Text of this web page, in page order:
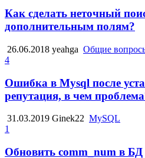
Как сделать неточный
дополнительным полям?
26.06.2018 yeahga Общие
4
Ошибка в Mysql после
репутация, в чем
31.03.2019 Ginek22 MySQL
1
Обновить comm_num в БД